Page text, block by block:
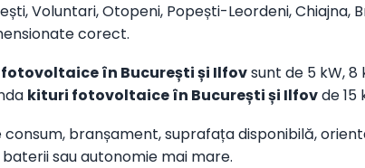
Voluntari, Otopeni, Popești-Leordeni, Chiajna,
corect.
în București și Ilfovsunt de 5 kW, 8
kituri fotovoltaice în București și Ilfovde 15
branșament, suprafața disponibilă,
sau autonomie mai mare.